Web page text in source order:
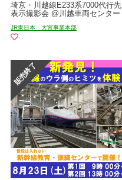
埼京・川越線E233系7000代行先
表示撮影会 @川越車両センター
JR東日本 大宮事業本部